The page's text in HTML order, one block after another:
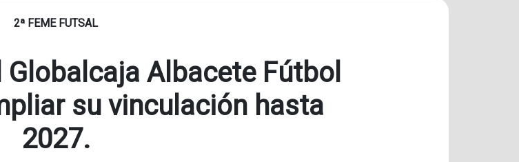
2ª FEME FUTSAL
Globalcaja Albacete Fútbol
su vinculación hasta
2027.